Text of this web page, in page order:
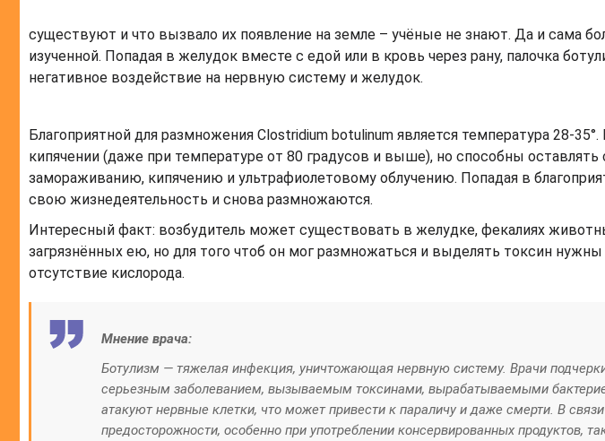
существуют и что вызвало их появление на земле – учёные не знают. Да и сама
изученной. Попадая в желудок вместе с едой или в кровь через рану, палочка
негативное воздействие на нервную систему и желудок.
Благоприятной для размножения Clostridium botulinum является температура 28-
кипячении (даже при температуре от 80 градусов и выше), но способны
замораживанию, кипячению и ультрафиолетовому облучению. Попадая в
свою жизнедеятельность и снова размножаются.
Интересный факт: возбудитель может существовать в желудке, фекалиях
загрязнённых ею, но для того чтоб он мог размножаться и выделять токсин
отсутствие кислорода.
Мнение врача:
Ботулизм — тяжелая инфекция, уничтожающая нервную систему. Врачи
серьезным заболеванием, вызываемым токсинами, вырабатываемыми
атакуют нервные клетки, что может привести к параличу и даже смерти. В
предосторожности, особенно при употреблении консервированных продуктов,